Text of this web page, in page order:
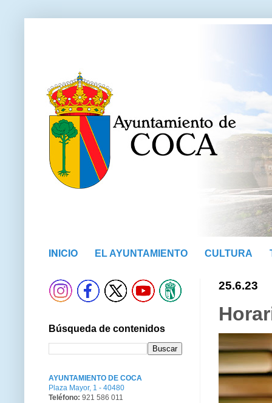
INICIO EL AYUNTAMIENTO CULTURA
25.6.23
Búsqueda de contenidos
AYUNTAMIENTO DE COCA
Plaza Mayor, 1 - 40480
Teléfono: 921 586 011